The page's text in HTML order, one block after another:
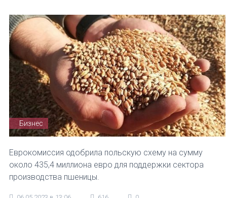
Бизнес
Еврокомиссия одобрила польскую схему на сумму
около 435,4 миллиона евро для поддержки сектора
производства пшеницы.